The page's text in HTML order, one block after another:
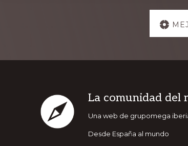
Footer
La comunidad del
Una web de grupomega
Desde España al mundo